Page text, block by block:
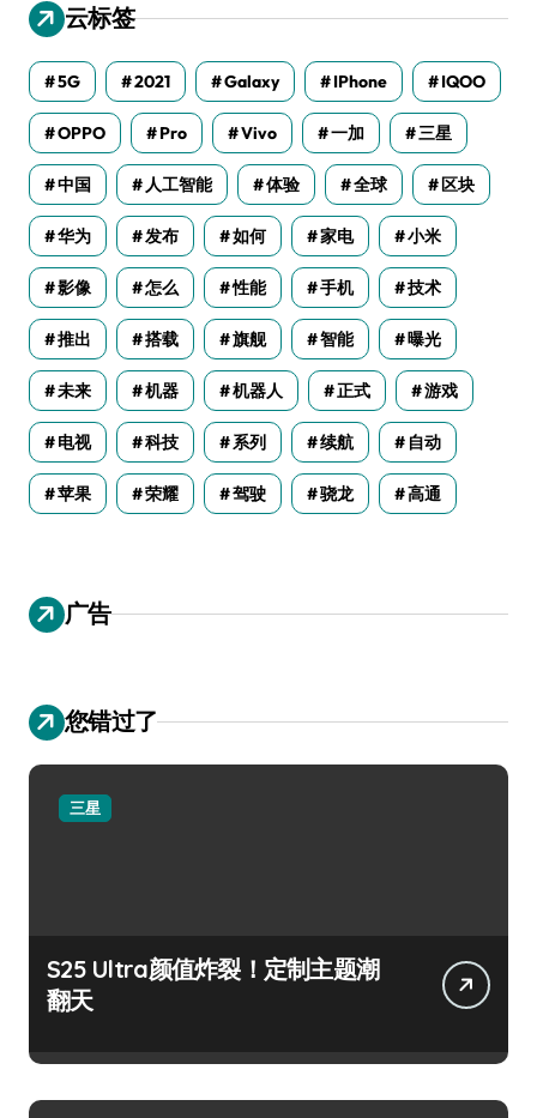
云标签
5G 2021 Galaxy IPhone IQOO
OPPO Pro Vivo 一加 三星
中国 人工智能 体验 全球 区块
华为 发布 如何 家电 小米
影像 怎么 性能 手机 技术
推出 搭载 旗舰 智能 曝光
未来 机器 机器人 正式 游戏
电视 科技 系列 续航 自动
苹果 荣耀 驾驶 骁龙 高通
广告
您错过了
三星
S25 Ultra颜值炸裂！定制主题潮
翻天